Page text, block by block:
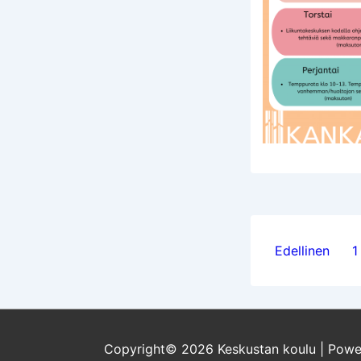
Edellinen 1
Copyright© 2026 Keskustan koulu |